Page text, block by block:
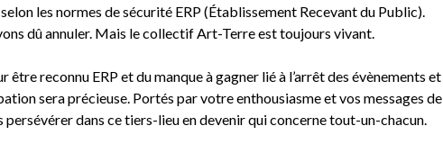
les normes de sécurité ERP (Établissement Recevant du Public).
dû annuler. Mais le collectif Art-Terre est toujours vivant.
reconnu ERP et du manque à gagner lié à l’arrêt des évènements et
sera précieuse. Portés par votre enthousiasme et vos messages de
dans ce tiers-lieu en devenir qui concerne tout-un-chacun.